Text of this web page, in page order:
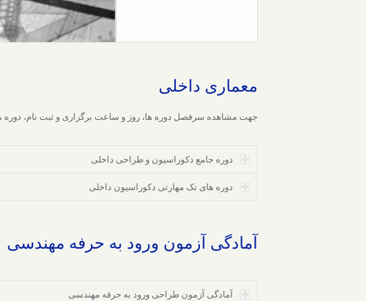
معماری داخلی
جهت مشاهده سرفصل دوره ها، روز و ساعت برگزاری و ثبت نام، دوره
دوره جامع دکوراسیون و طراحی داخلی
دوره های تک مهارتی دکوراسیون داخلی
آمادگی آزمون ورود به حرفه مهندسی
آمادگی آزمون طراحی ورود به حرفه مهندسی